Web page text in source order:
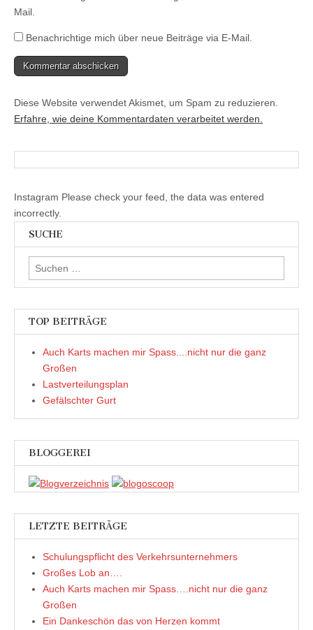
Mail.
Benachrichtige mich über neue Beiträge via E-Mail.
Diese Website verwendet Akismet, um Spam zu reduzieren.
Erfahre, wie deine Kommentardaten verarbeitet werden.
Instagram Please check your feed, the data was entered
incorrectly.
SUCHE
Suchen
nach:
TOP BEITRÄGE
Auch Karts machen mir Spass....nicht nur die ganz
Großen
Lastverteilungsplan
Gefälschter Gurt
BLOGGEREI
LETZTE BEITRÄGE
Schulungspflicht des Verkehrsunternehmers
Großes Lob an….
Auch Karts machen mir Spass….nicht nur die ganz
Großen
Ein Dankeschön das von Herzen kommt